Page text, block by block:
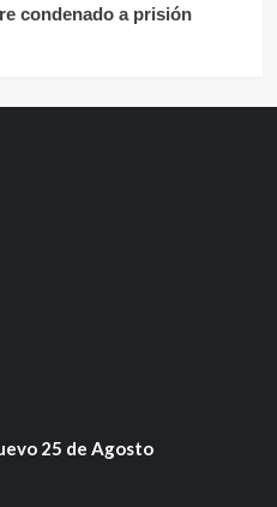
condenado a prisión
25 de Agosto